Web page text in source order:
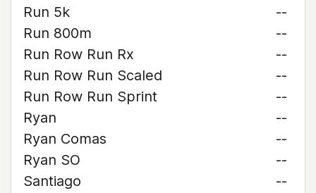
Run 5k
--
Run 800m
--
Run Row Run Rx
--
Run Row Run Scaled
--
Run Row Run Sprint
--
Ryan
--
Ryan Comas
--
Ryan SO
--
Santiago
--